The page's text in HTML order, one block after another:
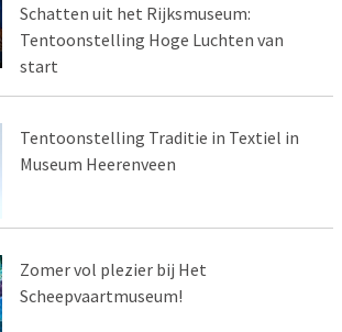
Schatten uit het Rijksmuseum:
Tentoonstelling Hoge Luchten van
start
Tentoonstelling Traditie in Textiel in
Museum Heerenveen
Zomer vol plezier bij Het
Scheepvaartmuseum!